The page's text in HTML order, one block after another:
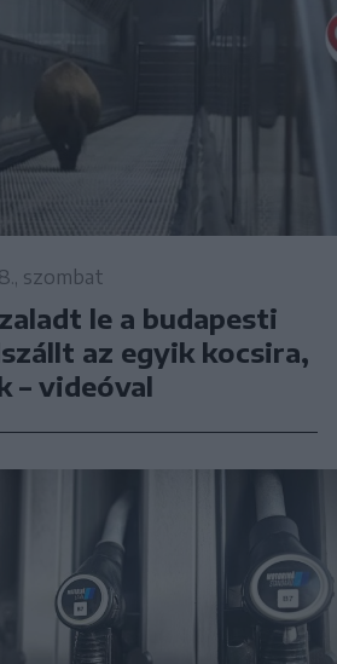
szombat
le a budapesti
az egyik kocsira,
– videóval